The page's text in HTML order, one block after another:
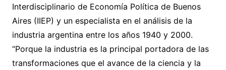
Interdisciplinario de Economía Política de Buenos
Aires (IIEP) y un especialista en el análisis de la
industria argentina entre los años 1940 y 2000.
“Porque la industria es la principal portadora de las
transformaciones que el avance de la ciencia y la